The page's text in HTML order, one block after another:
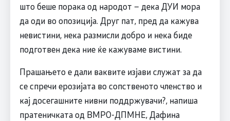
што беше порака од народот – дека ДУИ мора
да оди во опозиција. Друг пат, пред да кажува
невистини, нека размисли добро и нека биде
подготвен дека ние ќе кажуваме вистини.
Прашањето е дали ваквите изјави служат за да
се спречи ерозијата во сопственото членство и
кај досегашните нивни поддржувачи?, напиша
пратеничката од ВМРО-ДПМНЕ, Дафина